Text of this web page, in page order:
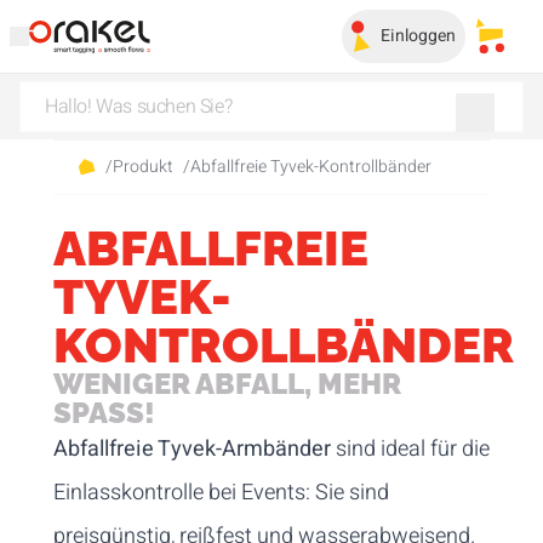
Einloggen
/Produkt /Abfallfreie Tyvek-Kontrollbänder
ABFALLFREIE
TYVEK-
KONTROLLBÄNDER
WENIGER ABFALL, MEHR
SPASS!
Abfallfreie Tyvek-Armbändersind ideal für die
Einlasskontrolle bei Events: Sie sind
preisgünstig, reißfest und wasserabweisend.